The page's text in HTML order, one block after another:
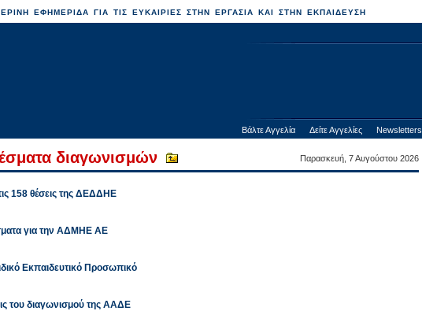
ΕΦΗΜΕΡΙΔΑ ΓΙΑ ΤΙΣ ΕΥΚΑΙΡΙΕΣ ΣΤΗΝ ΕΡΓΑΣΙΑ ΚΑΙ ΣΤΗΝ ΕΚΠΑΙΔΕΥΣΗ
Βάλτε Αγγελία Δείτε Αγγελίες Newsletters
διαγωνισμών Παρασκευή, 7 Αυγούστου 2026
158 θέσεις της ΔΕΔΔΗΕ
για την ΑΔΜΗΕ ΑΕ
Εκπαιδευτικό Προσωπικό
του διαγωνισμού της ΑΑΔΕ